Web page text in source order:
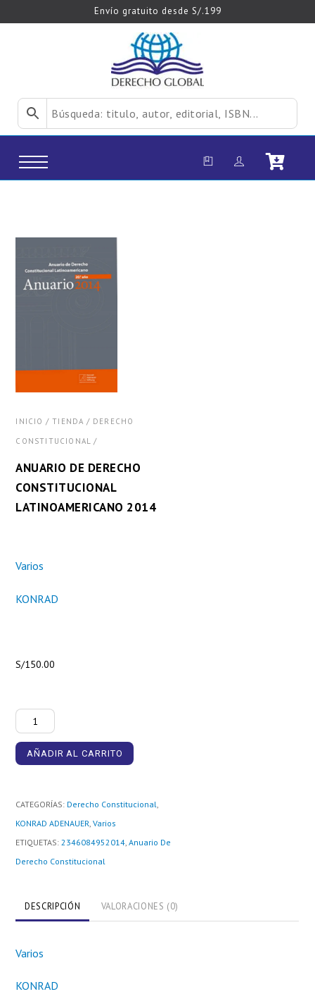
Envío gratuito desde S/.199
INICIO /TIENDA / DERECHO
CONSTITUCIONAL
/
ANUARIO DE DERECHO
CONSTITUCIONAL
LATINOAMERICANO 2014
S/150.00
Varios
KONRAD
Anuario
De
Derecho
AÑADIR AL CARRITO
CATEGORÍAS: Derecho Constitucional
KONRAD ADENAUER ,Varios
ETIQUETAS:2346084952014 ,Anuario De
Derecho Constitucional
DESCRIPCIÓN VALORACIONES (0)
Varios
KONRAD